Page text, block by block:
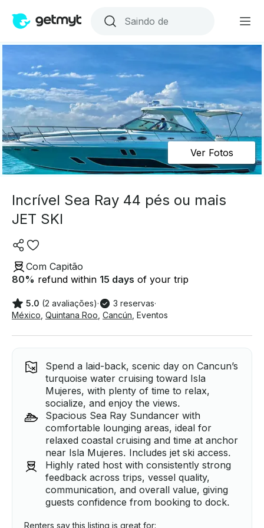
Ver Fotos
Incrível Sea Ray 44 pés ou mais
JET SKI
Com Capitão
80% refund within 15 days of your trip
5.0 (2 avaliações)· 3 reservas·
México Quintana Roo Cancún Eventos
Spend a laid-back, scenic day on Cancun’s
turquoise water cruising toward Isla
Mujeres, with plenty of time to relax,
socialize, and enjoy the views.
Spacious Sea Ray Sundancer with
comfortable lounging areas, ideal for
relaxed coastal cruising and time at anchor
near Isla Mujeres. Includes jet ski access.
Highly rated host with consistently strong
feedback across trips, vessel quality,
communication, and overall value, giving
guests confidence from booking to dock.
Renters say this listing is great for: